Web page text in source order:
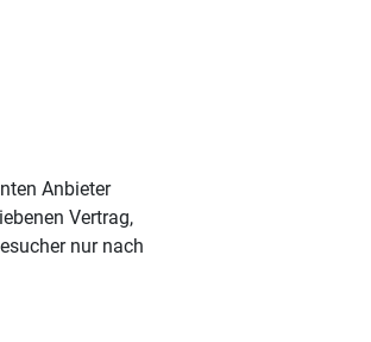
Anbieter
Vertrag,
nur nach